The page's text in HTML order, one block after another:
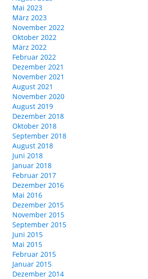
Mai 2023
März 2023
November 2022
Oktober 2022
März 2022
Februar 2022
Dezember 2021
November 2021
August 2021
November 2020
August 2019
Dezember 2018
Oktober 2018
September 2018
August 2018
Juni 2018
Januar 2018
Februar 2017
Dezember 2016
Mai 2016
Dezember 2015
November 2015
September 2015
Juni 2015
Mai 2015
Februar 2015
Januar 2015
Dezember 2014